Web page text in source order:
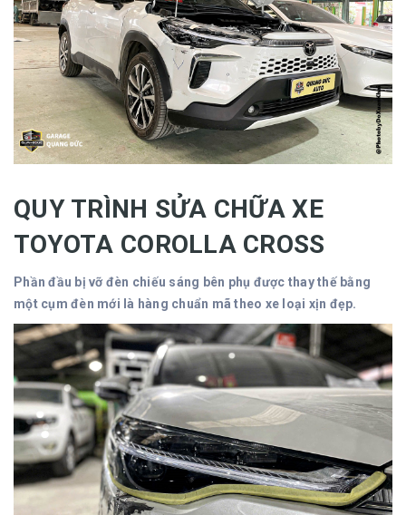
QUY TRÌNH SỬA CHỮA XE
TOYOTA COROLLA CROSS
Phần đầu bị vỡ đèn chiếu sáng bên phụ được thay thế bằng
một cụm đèn mới là hàng chuẩn mã theo xe loại xịn đẹp.